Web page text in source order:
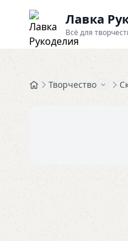
Лавка
Всё для
Творчество